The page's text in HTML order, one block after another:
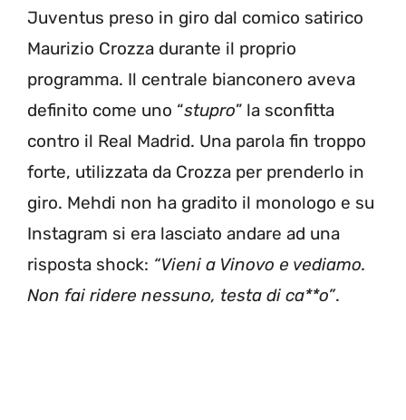
Juventus preso in giro dal comico satirico
Maurizio Crozza durante il proprio
programma. Il centrale bianconero aveva
definito come uno “stupro” la sconfitta
contro il Real Madrid. Una parola fin troppo
forte, utilizzata da Crozza per prenderlo in
giro. Mehdi non ha gradito il monologo e su
Instagram si era lasciato andare ad una
risposta shock: “Vieni a Vinovo e vediamo.
Non fai ridere nessuno, testa di ca**o”.